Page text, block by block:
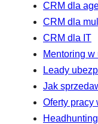
CRM dla
CRM dla
CRM dla IT
Mentoring
Leady
Jak
Oferty pracy